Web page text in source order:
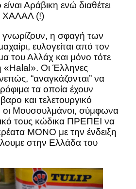
Αράβικη ενώ διαθέτει
ΧΑΛΑΛ (!)
γνωρίζουν, η σφαγή των
ευλογείται από τον
του Αλλάχ και μόνο τότε
«Halal». Οι Έλληνες
“αναγκάζονται” να
τα οποία έχουν
και τελετουργικό
οι Μουσουλμάνοι, σύμφωνα
τους κώδικα ΠΡΕΠΕΙ να
ΜΟΝΟ με την ένδειξη
στην Ελλάδα του